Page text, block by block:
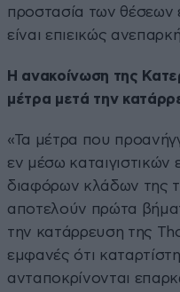
προστασία των θέσεων
είναι επιεικώς
Η ανακοίνωση της
μέτρα μετά την
«Τα μέτρα που
εν μέσω καταιγιστικών
διαφόρων κλάδων της
αποτελούν πρώτα
την κατάρρευση της
εμφανές ότι
ανταποκρίνονται